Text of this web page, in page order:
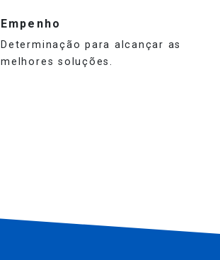
Empenho
Determinação para alcançar as
melhores soluções.